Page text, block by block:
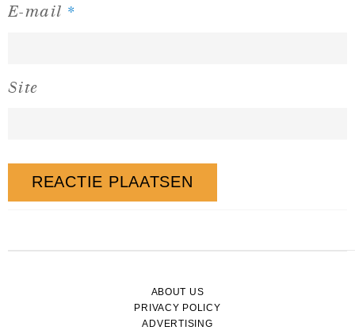
E-mail *
Site
ABOUT US
PRIVACY POLICY
ADVERTISING